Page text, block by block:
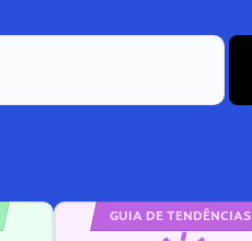
GUIA DE TENDÊNCIAS